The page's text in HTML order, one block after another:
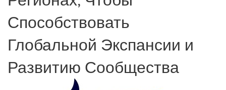
Способствовать
Глобальной Экспансии и
Развитию Сообщества